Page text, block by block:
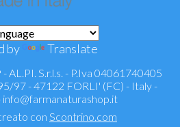
by Translate
AL.PI. S.r.l.s. - P.Iva 04061740405
97 - 47122 FORLI' (FC) - Italy -
info@farmanaturashop.it
con Scontrino.com